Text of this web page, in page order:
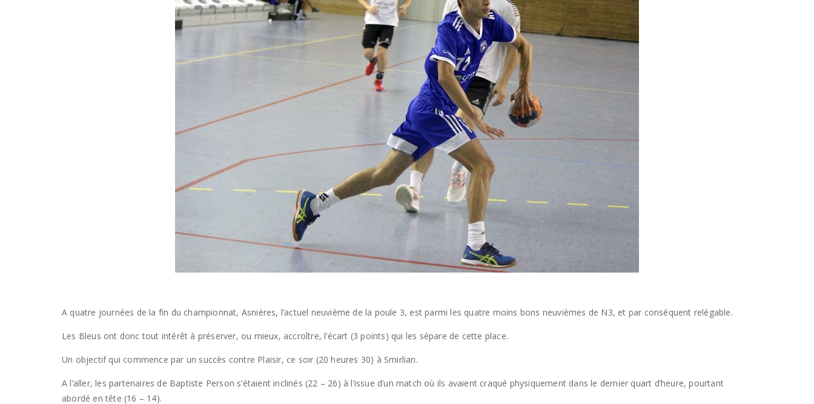
A quatre journées de la fin du championnat, Asnières, l’actuel neuvième de la poule 3, est parmi les quatre moins bons neuvièmes de N3, et par conséquent relégable.
Les Bleus ont donc tout intérêt à préserver, ou mieux, accroître, l’écart (3 points) qui les sépare de cette place.
Un objectif qui commence par un succès contre Plaisir, ce soir (20 heures 30) à Smirlian.
A l’aller, les partenaires de Baptiste Person s’étaient inclinés (22 – 26) à l’issue d’un match où ils avaient craqué physiquement dans le dernier quart d’heure, pourtant
abordé en tête (16 – 14).